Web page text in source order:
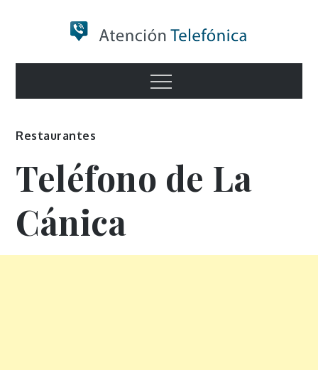
Numero de
Información
Menu
Restaurantes
Teléfono de La
Cánica